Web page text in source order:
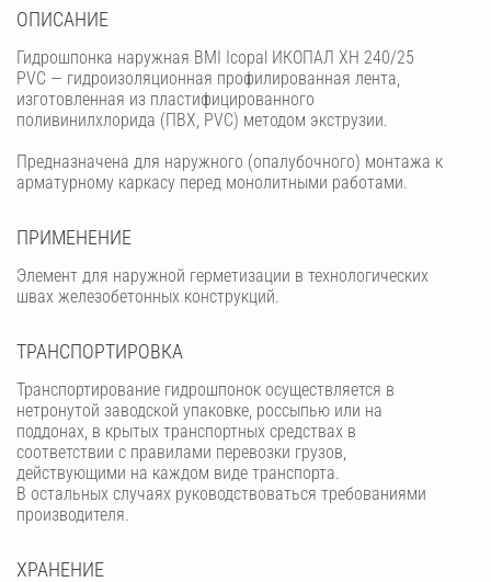
OПИСАНИЕ
Гидрошпонка наружная BMI Icopal ИКОПАЛ ХН 240/25
PVC — гидроизоляционная профилированная лента,
изготовленная из пластифицированного
поливинилхлорида (ПВХ, PVC) методом экструзии.
Предназначена для наружного (опалубочного) монтажа к
арматурному каркасу перед монолитными работами.
ПРИМЕНЕНИЕ
Элемент для наружной герметизации в технологических
швах железобетонных конструкций.
ТРАНСПОРТИРОВКА
Транспортирование гидрошпонок осуществляется в
нетронутой заводской упаковке, россыпью или на
поддонах, в крытых транспортных средствах в
соответствии с правилами перевозки грузов,
действующими на каждом виде транспорта.
В остальных случаях руководствоваться требованиями
производителя.
ХРАНЕНИЕ